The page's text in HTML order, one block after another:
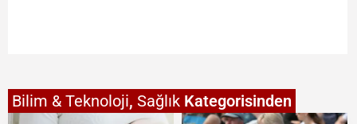
Bilim & Teknoloji, Sağlık Kategorisinden